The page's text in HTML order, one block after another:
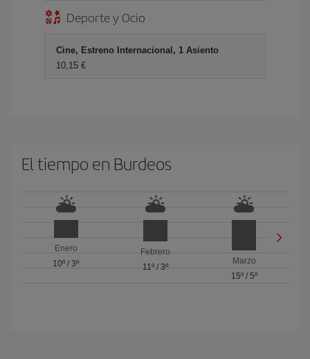
Deporte y Ocio
Cine, Estreno Internacional, 1 Asiento
10,15 €
El tiempo en Burdeos
Enero
10º /3º
Febrero
11º/ 3º
Marzo
15º/ 5º